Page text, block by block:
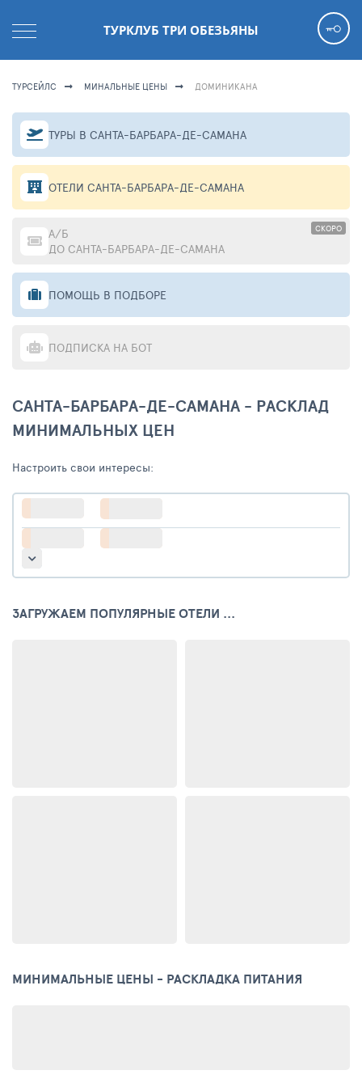
ТУРКЛУБ ТРИ ОБЕЗЬЯНЫ
ТУРСЕЙЛС МИНАЛЬНЫЕ ЦЕНЫ ДОМИНИКАНА
ТУРЫ В САНТА-БАРБАРА-ДЕ-САМАНА
ОТЕЛИ САНТА-БАРБАРА-ДЕ-САМАНА
СКОРО
А/Б
ДО САНТА-БАРБАРА-ДЕ-САМАНА
ПОМОЩЬ В ПОДБОРЕ
ПОДПИСКА НА БОТ
САНТА-БАРБАРА-ДЕ-САМАНА - РАСКЛАД
МИНИМАЛЬНЫХ ЦЕН
Настроить свои интересы:
ЗАГРУЖАЕМ ПОПУЛЯРНЫЕ ОТЕЛИ ...
МИНИМАЛЬНЫЕ ЦЕНЫ - РАСКЛАДКА ПИТАНИЯ